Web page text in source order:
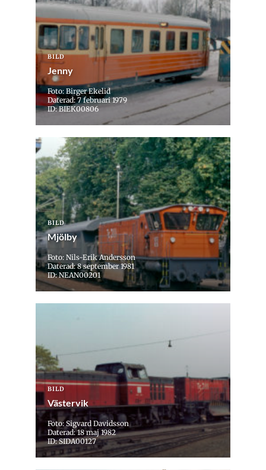
BILD
Jenny
Foto: Birger Ekelid
Daterad: 7 februari 1979
ID: BIEK00806
BILD
Mjölby
Foto: Nils-Erik Andersson
Daterad: 8 september 1981
ID: NEAN00201
BILD
Västervik
Foto: Sigvard Davidsson
Daterad: 18 maj 1982
ID: SIDA00127